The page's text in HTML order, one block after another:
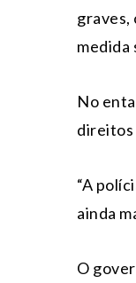
graves,
medida
No
direitos
“A
ainda
O